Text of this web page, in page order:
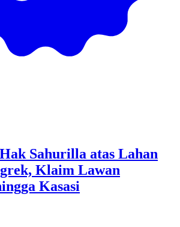
Sahurilla atas Lahan
Klaim Lawan
Kasasi